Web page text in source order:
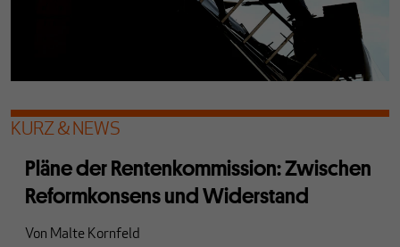
KURZ & NEWS
Pläne der Rentenkommission: Zwischen
Reformkonsens und Widerstand
Von Malte Kornfeld